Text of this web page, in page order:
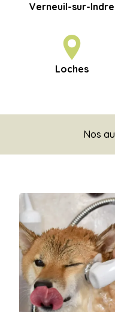
Verneuil-sur-Indre
Loches
Nos